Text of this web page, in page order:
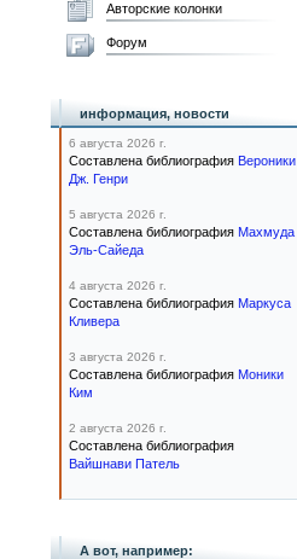
Авторские колонки
Форум
информация, новости
6 августа 2026 г.
Составлена библиография Вероники
Дж. Генри
5 августа 2026 г.
Составлена библиография Махмуда
Эль-Сайеда
4 августа 2026 г.
Составлена библиография Маркуса
Кливера
3 августа 2026 г.
Составлена библиография Моники
Ким
2 августа 2026 г.
Составлена библиография
Вайшнави Патель
А вот, например: